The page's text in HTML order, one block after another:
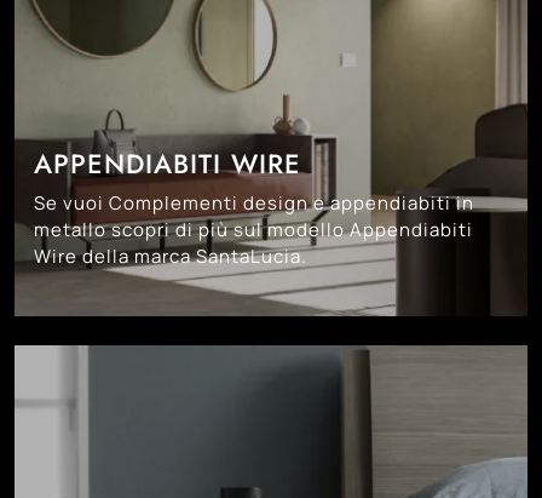
APPENDIABITI WIRE
Se vuoi Complementi design e appendiabiti in
metallo scopri di più sul modello Appendiabiti
Wire della marca SantaLucia.